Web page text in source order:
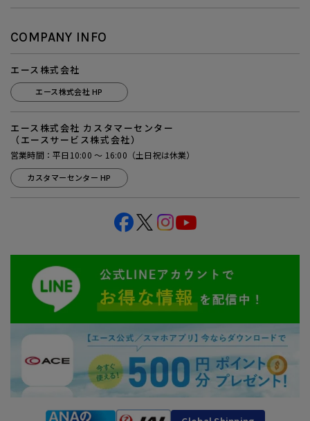
COMPANY INFO
エース株式会社
エース株式会社 HP
エース株式会社 カスタマーセンター
（エースサービス株式会社）
営業時間：平日10:00 ～ 16:00（土日祝は休業）
カスタマーセンター HP